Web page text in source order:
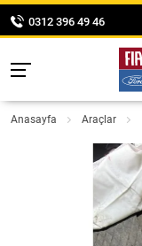
0312 396 49 46
Anasayfa Araçlar